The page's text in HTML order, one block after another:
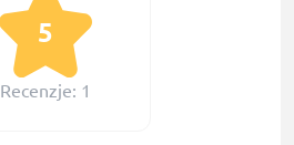
5
Recenzje: 1